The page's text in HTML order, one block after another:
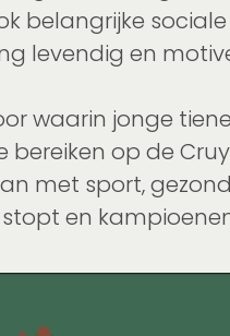
belangrijke
levendig en
waarin jonge
bereiken op de
met sport,
en